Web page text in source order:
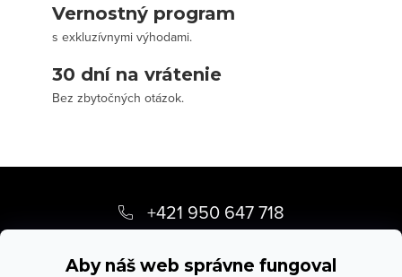
Aby náš web správne fungoval
Vernostný program
s exkluzívnymi výhodami.
30 dní na vrátenie
Bez zbytočných otázok.
p
+421 950 647 718